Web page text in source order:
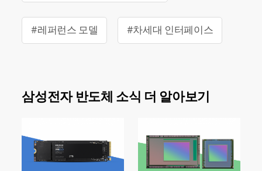
#레퍼런스 모델 #차세대 인터페이스
삼성전자 반도체 소식 더 알아보기